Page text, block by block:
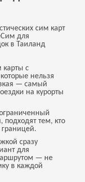
сим карт
для
в Таиланд
с
нельзя
— самый
на курорты
подходят тем, кто
границей.
сразу
для
— не
в каждой